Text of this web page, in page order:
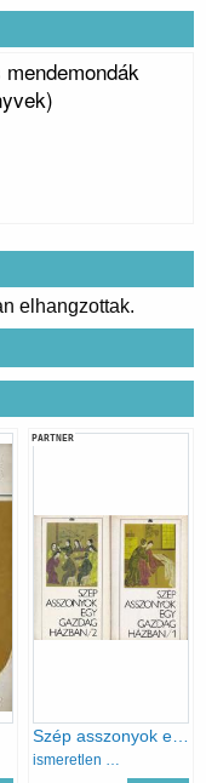
elhangzottak.
PARTNER
Szép asszonyok egy gazdag házban I-II.